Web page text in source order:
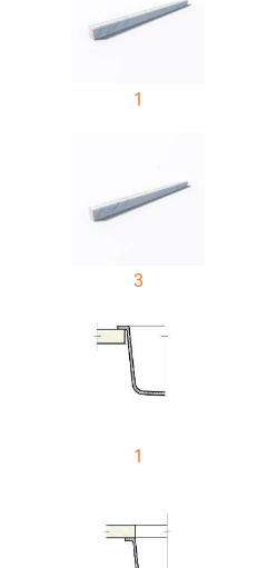
1
3
1